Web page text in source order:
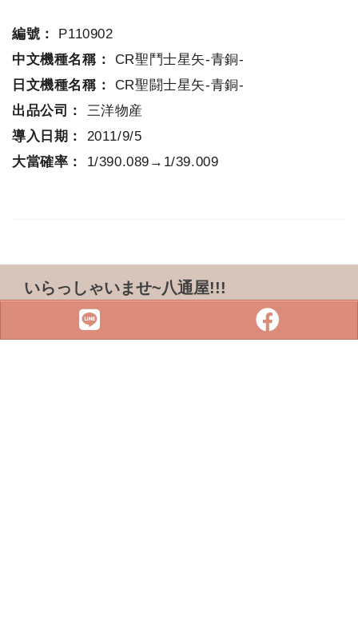
編號：
P110902
中文機種名稱： CR聖鬥士星矢-青銅-
日文機種名稱： CR聖闘士星矢-青銅-
出品公司： 三洋物産
導入日期： 2011/9/5
大當確率： 1/390.089→1/39.009
いらっしゃいませ~八通屋!!!
ADDRESS & TEL
電話 :07-3733316